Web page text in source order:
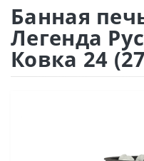
Банная
Легенда
Ковка 24